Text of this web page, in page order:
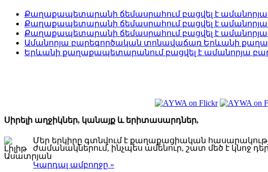
Քաղաքապետարանի ճեմասրահում բացվել է
Քաղաքապետարանի ճեմասրահում բացվել է
Քաղաքապետարանի ճեմասրահում բացվել է
Ամանորյա բարեգործական տոնավաճառ Երևանի
Երևանի քաղաքապետարանում բացվել է ամանորյա
Սիրելի աղջիկներ, կանայք և երիտասարդներ,
Մեր երկիրը գտնվում է քաղաքացիական
ժամանակներում, ինչպես ամենուր, շատ մեծ է կնոջ
Կարդալ ամբողջը »